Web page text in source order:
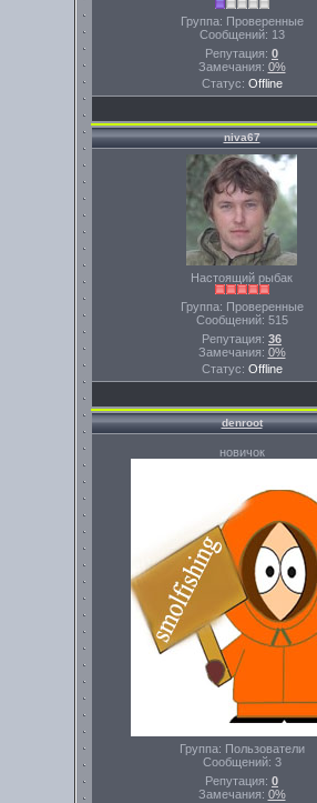
Группа: Проверенные
Сообщений: 13
Репутация: 0
Замечания: 0%
Статус: Offline
niva67
Настоящий рыбак
Группа: Проверенные
Сообщений: 515
Репутация: 36
Замечания: 0%
Статус: Offline
denroot
новичок
Группа: Пользователи
Сообщений: 3
Репутация: 0
Замечания: 0%